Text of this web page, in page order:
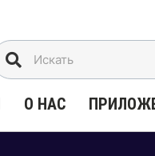
О НАС